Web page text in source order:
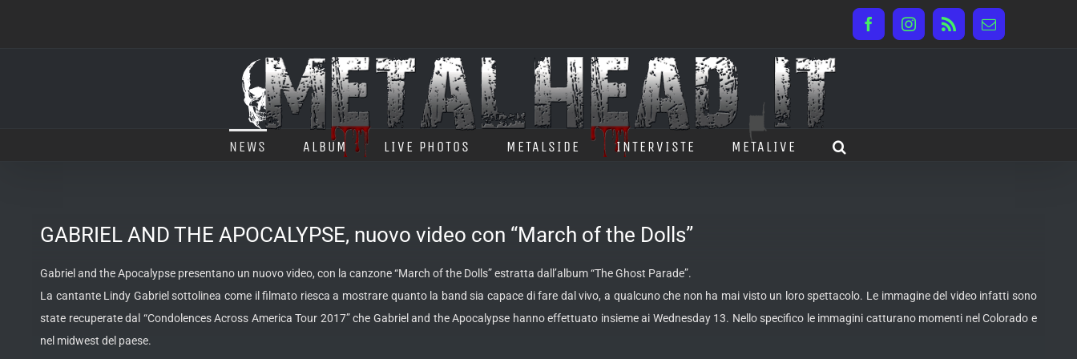
FacebookInstagram
Rss Email
NEWS ALBUM LIVE PHOTOS METALSIDE INTERVISTE METALIVE
GABRIEL AND THE APOCALYPSE, nuovo video con “March of the Dolls”
Gabriel and the Apocalypse presentano un nuovo video, con la canzone “March of the Dolls” estratta dall’album “The Ghost Parade”.
La cantante Lindy Gabriel sottolinea come il filmato riesca a mostrare quanto la band sia capace di fare dal vivo, a qualcuno che non ha mai visto un loro spettacolo. Le immagine del video infatti sono
state recuperate dal “Condolences Across America Tour 2017” che Gabriel and the Apocalypse hanno effettuato insieme ai Wednesday 13. Nello specifico le immagini catturano momenti nel Colorado e
nel midwest del paese.